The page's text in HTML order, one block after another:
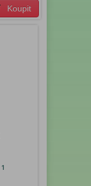
Koupit
1